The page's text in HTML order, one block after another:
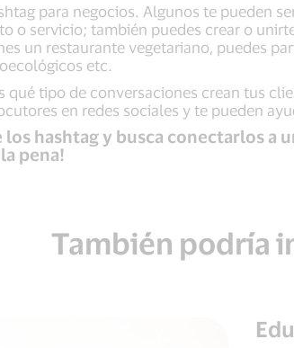
para negocios. Algunos te pueden
o servicio; también puedes crear o
un restaurante vegetariano, puedes
etc.
qué tipo de conversaciones crean tus
en redes sociales y te pueden
los hashtag y busca conectarlos a
pena!
También podría